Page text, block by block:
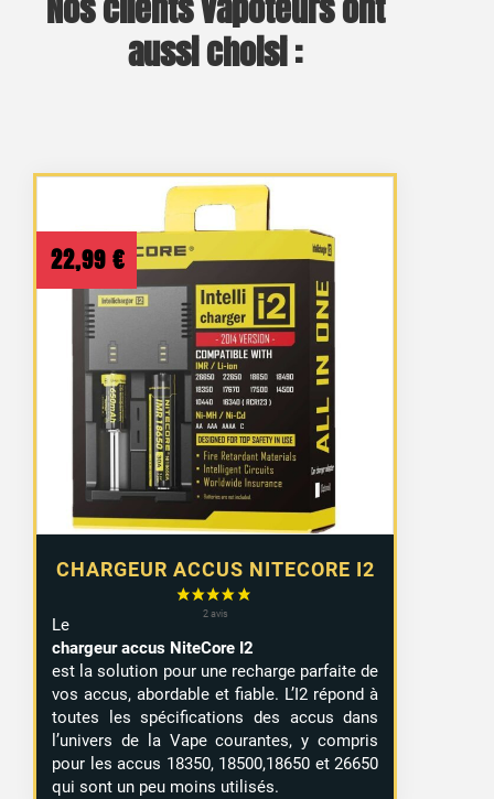
Nos clients vapoteurs ont
aussi choisi :
CHARGEUR ACCUS NITECORE I2
22,99 €
Le
chargeur accus NiteCore I2
est la solution pour une recharge parfaite de
vos accus, abordable et fiable. L’I2 répond à
toutes les spécifications des accus dans
l’univers de la Vape courantes, y compris
pour les accus 18350, 18500,18650 et 26650
qui sont un peu moins utilisés.